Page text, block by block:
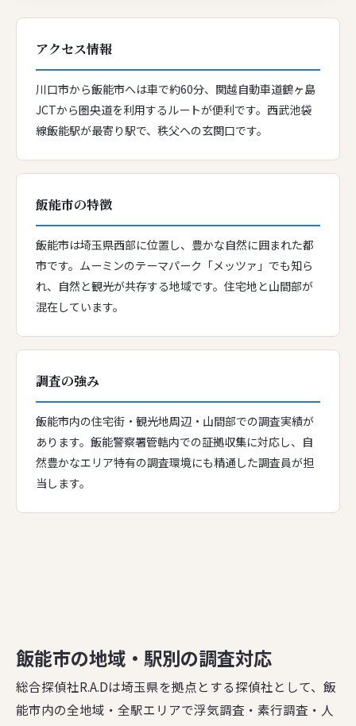
アクセス情報
川口市から飯能市へは車で約60分、関越自動車道鶴ヶ島
JCTから圏央道を利用するルートが便利です。西武池袋
線飯能駅が最寄り駅で、秩父への玄関口です。
飯能市の特徴
飯能市は埼玉県西部に位置し、豊かな自然に囲まれた都
市です。ムーミンのテーマパーク「メッツァ」でも知ら
れ、自然と観光が共存する地域です。住宅地と山間部が
混在しています。
調査の強み
飯能市内の住宅街・観光地周辺・山間部での調査実績が
あります。飯能警察署管轄内での証拠収集に対応し、自
然豊かなエリア特有の調査環境にも精通した調査員が担
当します。
飯能市の地域・駅別の調査対応
総合探偵社R.A.Dは埼玉県を拠点とする探偵社として、飯
能市内の全地域・全駅エリアで浮気調査・素行調査・人